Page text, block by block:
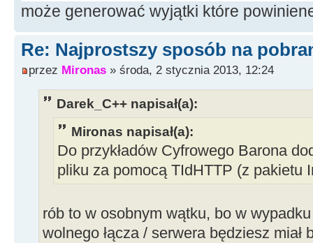
może generować wyjątki które
Re: Najprostszy sposób na
przez Mironas » środa, 2 stycznia 2013, 12:24
Darek_C++ napisał(a):
Mironas napisał(a):
Do przykładów Cyfrowego Barona
pliku za pomocą TIdHTTP (z pakietu
rób to w osobnym wątku, bo w
wolnego łącza / serwera będziesz miał